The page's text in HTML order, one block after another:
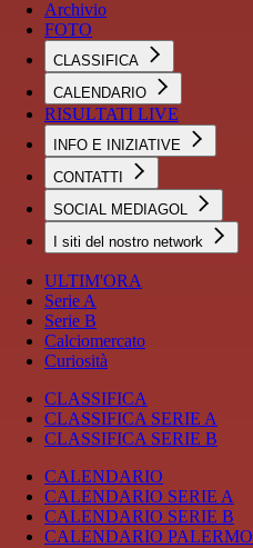
Archivio
FOTO
CLASSIFICA
CALENDARIO
RISULTATI LIVE
INFO E INIZIATIVE
CONTATTI
SOCIAL MEDIAGOL
I siti del nostro network
ULTIM'ORA
Serie A
Serie B
Calciomercato
Curiosità
CLASSIFICA
CLASSIFICA SERIE A
CLASSIFICA SERIE B
CALENDARIO
CALENDARIO SERIE A
CALENDARIO SERIE B
CALENDARIO PALERMO